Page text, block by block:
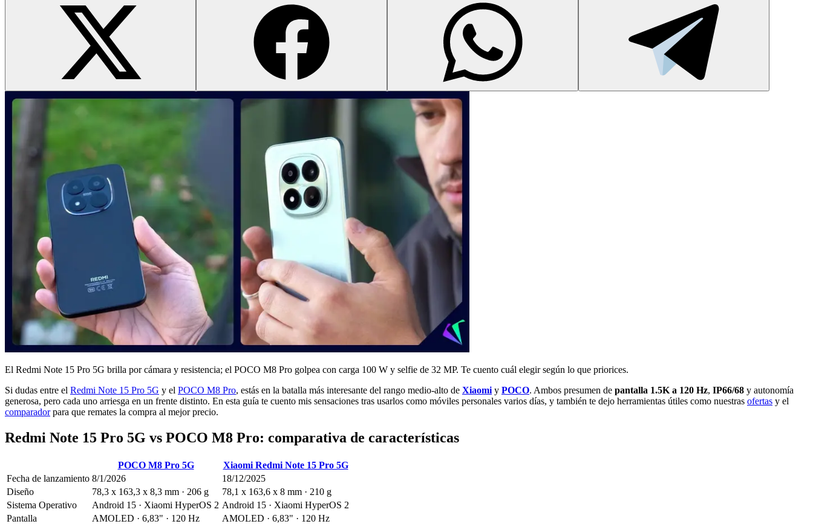
El Redmi Note 15 Pro 5G brilla por cámara y resistencia; el POCO M8 Pro golpea con carga 100 W y selfie de 32 MP. Te cuento cuál elegir según lo que priorices.
Si dudas entre el Redmi Note 15 Pro 5G y el POCO M8 Pro, estás en la batalla más interesante del rango medio-alto de Xiaomi y POCO. Ambos presumen de pantalla 1.5K a 120 Hz, IP66/68 y autonomía
generosa, pero cada uno arriesga en un frente distinto. En esta guía te cuento mis sensaciones tras usarlos como móviles personales varios días, y también te dejo herramientas útiles como nuestras ofertas y el
comparadorpara que remates la compra al mejor precio.
Redmi Note 15 Pro 5G vs POCO M8 Pro: comparativa de características
POCO M8 Pro 5G
Xiaomi Redmi Note 15 Pro 5G
Fecha de lanzamiento 8/1/2026
18/12/2025
Diseño
78,3 x 163,3 x 8,3 mm · 206 g
78,1 x 163,6 x 8 mm · 210 g
Sistema Operativo
Android 15 · Xiaomi HyperOS 2 Android 15 · Xiaomi HyperOS 2
Pantalla
AMOLED · 6,83" · 120 Hz
AMOLED · 6,83" · 120 Hz